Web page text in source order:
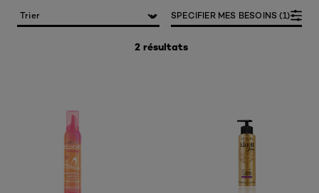
2 résultats
SPECIFIER MES BESOINS (1)